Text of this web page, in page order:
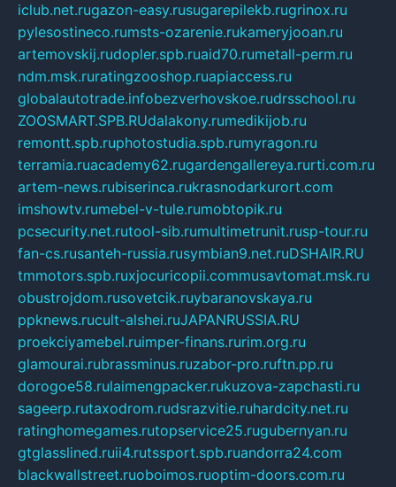
iclub.net.rugazon-easy.rusugarepilekb.rugrinox.ru
pylesostineco.rumsts-ozarenie.rukameryjooan.ru
artemovskij.rudopler.spb.ruaid70.rumetall-perm.ru
ndm.msk.ruratingzooshop.ruapiaccess.ru
globalautotrade.infobezverhovskoe.rudrsschool.ru
ZOOSMART.SPB.RUdalakony.rumedikijob.ru
remontt.spb.ruphotostudia.spb.rumyragon.ru
terramia.ruacademy62.rugardengallereya.rurti.com.ru
artem-news.rubiserinca.rukrasnodarkurort.com
imshowtv.rumebel-v-tule.rumobtopik.ru
pcsecurity.net.rutool-sib.rumultimetrunit.rusp-tour.ru
fan-cs.rusanteh-russia.rusymbian9.net.ruDSHAIR.RU
tmmotors.spb.ruxjocuricopii.commusavtomat.msk.ru
obustrojdom.rusovetcik.ruybaranovskaya.ru
ppknews.rucult-alshei.ruJAPANRUSSIA.RU
proekciyamebel.ruimper-finans.rurim.org.ru
glamourai.rubrassminus.ruzabor-pro.ruftn.pp.ru
dorogoe58.rulaimengpacker.rukuzova-zapchasti.ru
sageerp.rutaxodrom.rudsrazvitie.ruhardcity.net.ru
ratinghomegames.rutopservice25.rugubernyan.ru
gtglasslined.ruii4.rutssport.spb.ruandorra24.com
blackwallstreet.ruoboimos.ruoptim-doors.com.ru